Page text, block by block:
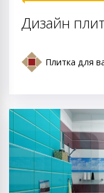
Дизайн
Плитка для